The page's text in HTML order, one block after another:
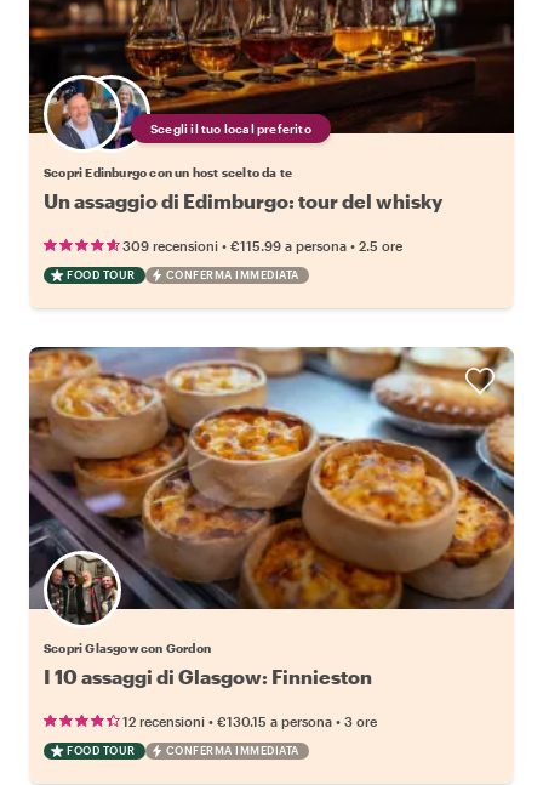
Scegli il tuo local preferito
Scopri Edinburgo con un host scelto da te
Un assaggio di Edimburgo: tour del whisky
309 recensioni • €115.99 a persona • 2.5 ore
FOOD TOUR CONFERMA IMMEDIATA
Scopri Glasgow con Gordon
I 10 assaggi di Glasgow: Finnieston
12 recensioni • €130.15 a persona • 3 ore
FOOD TOUR CONFERMA IMMEDIATA